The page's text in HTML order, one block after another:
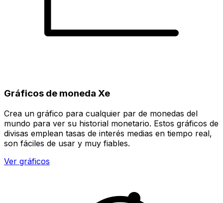
Gráficos de moneda Xe
Crea un gráfico para cualquier par de monedas del
mundo para ver su historial monetario. Estos gráficos de
divisas emplean tasas de interés medias en tiempo real,
son fáciles de usar y muy fiables.
Ver gráficos